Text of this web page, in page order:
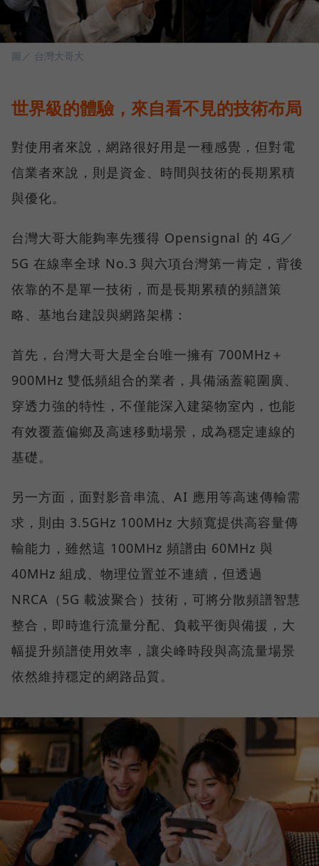
圖／ 台灣大哥大
世界級的體驗，來自看不見的技術布局
對使用者來說，網路很好用是一種感覺，但對電
信業者來說，則是資金、時間與技術的長期累積
與優化。
台灣大哥大能夠率先獲得 Opensignal 的 4G／
5G 在線率全球 No.3 與六項台灣第一肯定，背後
依靠的不是單一技術，而是長期累積的頻譜策
略、基地台建設與網路架構：
首先，台灣大哥大是全台唯一擁有 700MHz＋
900MHz 雙低頻組合的業者，具備涵蓋範圍廣、
穿透力強的特性，不僅能深入建築物室內，也能
有效覆蓋偏鄉及高速移動場景，成為穩定連線的
基礎。
另一方面，面對影音串流、AI 應用等高速傳輸需
求，則由 3.5GHz 100MHz 大頻寬提供高容量傳
輸能力，雖然這 100MHz 頻譜由 60MHz 與
40MHz 組成、物理位置並不連續，但透過
NRCA（5G 載波聚合）技術，可將分散頻譜智慧
整合，即時進行流量分配、負載平衡與備援，大
幅提升頻譜使用效率，讓尖峰時段與高流量場景
依然維持穩定的網路品質。